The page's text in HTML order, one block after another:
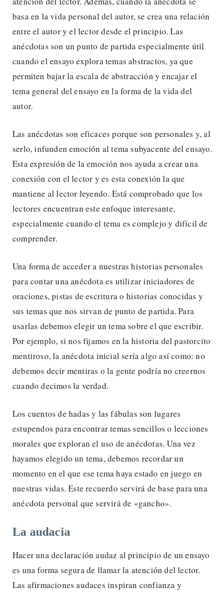
basa en la vida personal del autor, se crea una relación
entre el autor y el lector desde el principio. Las
anécdotas son un punto de partida especialmente útil
cuando el ensayo explora temas abstractos, ya que
permiten bajar la escala de abstracción y encajar el
tema general del ensayo en la forma de la vida del
autor.
Las anécdotas son eficaces porque son personales y, al
serlo, infunden emoción al tema subyacente del ensayo.
Esta expresión de la emoción nos ayuda a crear una
conexión con el lector y es esta conexión la que
mantiene al lector leyendo. Está comprobado que los
lectores encuentran este enfoque interesante,
especialmente cuando el tema es complejo y difícil de
comprender.
Una forma de acceder a nuestras historias personales
para contar una anécdota es utilizar iniciadores de
oraciones, pistas de escritura o historias conocidas y
sus temas que nos sirvan de punto de partida. Para
usarlas debemos elegir un tema sobre el que escribir.
Por ejemplo, si nos fijamos en la historia del pastorcito
mentiroso, la anécdota inicial sería algo así como: no
debemos decir mentiras o la gente podría no creernos
cuando decimos la verdad.
Los cuentos de hadas y las fábulas son lugares
estupendos para encontrar temas sencillos o lecciones
morales que exploran el uso de anécdotas. Una vez
hayamos elegido un tema, debemos recordar un
momento en el que ese tema haya estado en juego en
nuestras vidas. Este recuerdo servirá de base para una
anécdota personal que servirá de «gancho».
La audacia
Hacer una declaración audaz al principio de un ensayo
es una forma segura de llamar la atención del lector.
Las afirmaciones audaces inspiran confianza y